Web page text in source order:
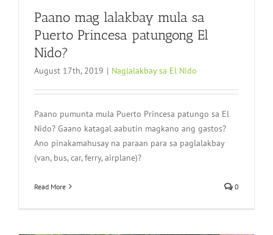
Paano mag lalakbay mula sa
Puerto Princesa patungong El
Nido?
August 17th, 2019 | Naglalakbay sa El Nido
Paano pumunta mula Puerto Princesa patungo sa El
Nido? Gaano katagal aabutin magkano ang gastos?
Ano pinakamahusay na paraan para sa paglalakbay
(van, bus, car, ferry, airplane)?
Read More 0